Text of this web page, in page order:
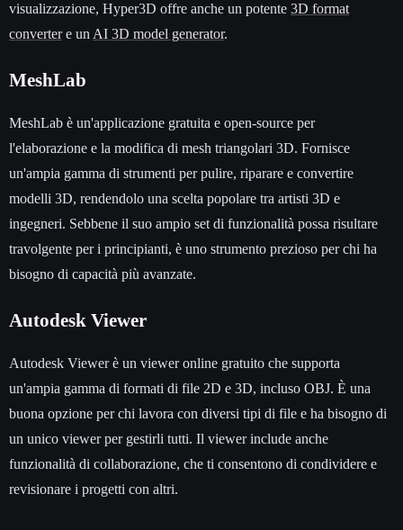
visualizzazione, Hyper3D offre anche un potente 3D format
convertere un AI 3D model generator.
MeshLab
MeshLab è un'applicazione gratuita e open-source per
l'elaborazione e la modifica di mesh triangolari 3D. Fornisce
un'ampia gamma di strumenti per pulire, riparare e convertire
modelli 3D, rendendolo una scelta popolare tra artisti 3D e
ingegneri. Sebbene il suo ampio set di funzionalità possa risultare
travolgente per i principianti, è uno strumento prezioso per chi ha
bisogno di capacità più avanzate.
Autodesk Viewer
Autodesk Viewer è un viewer online gratuito che supporta
un'ampia gamma di formati di file 2D e 3D, incluso OBJ. È una
buona opzione per chi lavora con diversi tipi di file e ha bisogno di
un unico viewer per gestirli tutti. Il viewer include anche
funzionalità di collaborazione, che ti consentono di condividere e
revisionare i progetti con altri.